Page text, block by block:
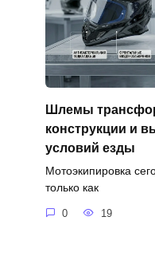
Шлемы
конструкции и
условий езды
Мотоэкипировка
только как
0 19